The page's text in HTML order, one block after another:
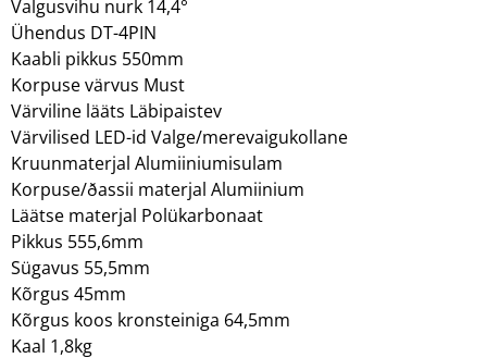
Valgusvihu nurk 14,4°
Ühendus DT-4PIN
Kaabli pikkus 550mm
Korpuse värvus Must
Värviline lääts Läbipaistev
Värvilised LED-id Valge/merevaigukollane
Kruunmaterjal Alumiiniumisulam
Korpuse/ðassii materjal Alumiinium
Läätse materjal Polükarbonaat
Pikkus 555,6mm
Sügavus 55,5mm
Kõrgus 45mm
Kõrgus koos kronsteiniga 64,5mm
Kaal 1,8kg